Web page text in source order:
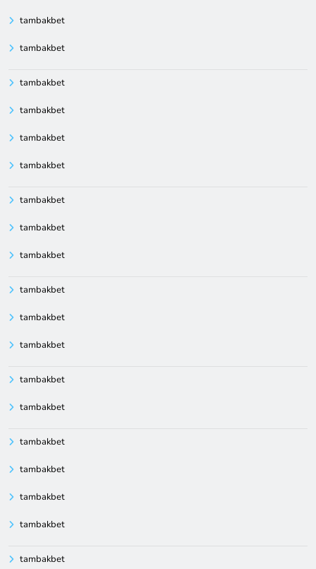
tambakbet
tambakbet
tambakbet
tambakbet
tambakbet
tambakbet
tambakbet
tambakbet
tambakbet
tambakbet
tambakbet
tambakbet
tambakbet
tambakbet
tambakbet
tambakbet
tambakbet
tambakbet
tambakbet